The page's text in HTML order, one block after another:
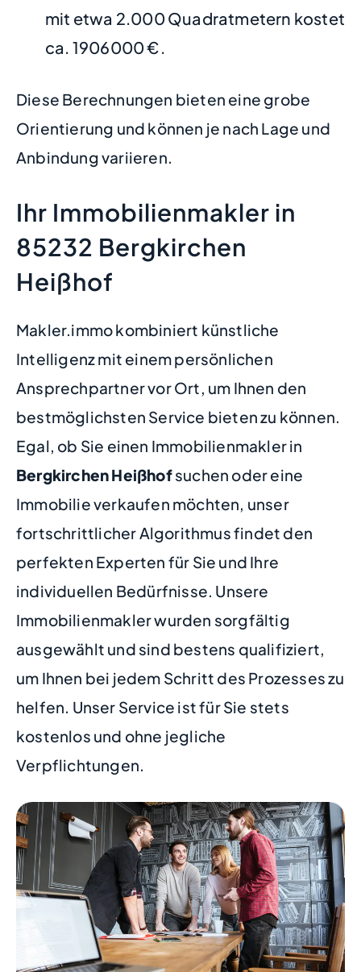
mit etwa 2.000 Quadratmetern kostet
ca. 1906000 €.
Diese Berechnungen bieten eine grobe
Orientierung und können je nach Lage und
Anbindung variieren.
Ihr Immobilienmakler in
85232 Bergkirchen
Heißhof
Makler.immo kombiniert künstliche
Intelligenz mit einem persönlichen
Ansprechpartner vor Ort, um Ihnen den
bestmöglichsten Service bieten zu können.
Egal, ob Sie einen Immobilienmakler in
Bergkirchen Heißhofsuchen oder eine
Immobilie verkaufen möchten, unser
fortschrittlicher Algorithmus findet den
perfekten Experten für Sie und Ihre
individuellen Bedürfnisse. Unsere
Immobilienmakler wurden sorgfältig
ausgewählt und sind bestens qualifiziert,
um Ihnen bei jedem Schritt des Prozesses zu
helfen. Unser Service ist für Sie stets
kostenlos und ohne jegliche
Verpflichtungen.